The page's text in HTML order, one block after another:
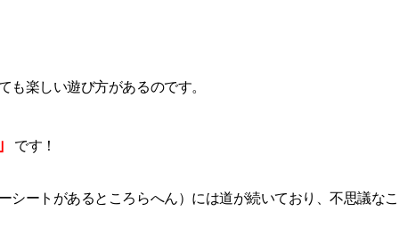
も楽しい遊び方があるのです。
です！
シートがあるところらへん）には道が続いており、不思議な